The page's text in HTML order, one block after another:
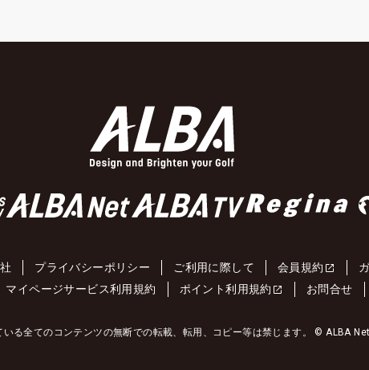
プライバシーポリシー ご利用に際して 会員規約
マイページサービス利用規約 ポイント利用規約 お問合せ
いる全てのコンテンツの無断での転載、転用、コピー等は禁じます。 © ALBA Net